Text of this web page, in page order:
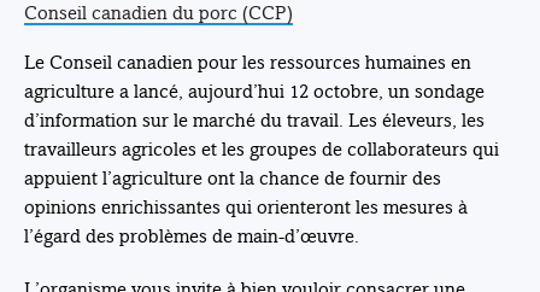
Conseil canadien du porc (CCP)
Le Conseil canadien pour les ressources humaines en
agriculture a lancé, aujourd’hui 12 octobre, un sondage
d’information sur le marché du travail. Les éleveurs, les
travailleurs agricoles et les groupes de collaborateurs qui
appuient l’agriculture ont la chance de fournir des
opinions enrichissantes qui orienteront les mesures à
l’égard des problèmes de main-d’œuvre.